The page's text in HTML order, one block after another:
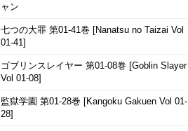
ャン
七つの大罪 第01-41巻 [Nanatsu no Taizai Vol
01-41]
ゴブリンスレイヤー 第01-08巻 [Goblin Slayer
Vol 01-08]
監獄学園 第01-28巻 [Kangoku Gakuen Vol 01-
28]